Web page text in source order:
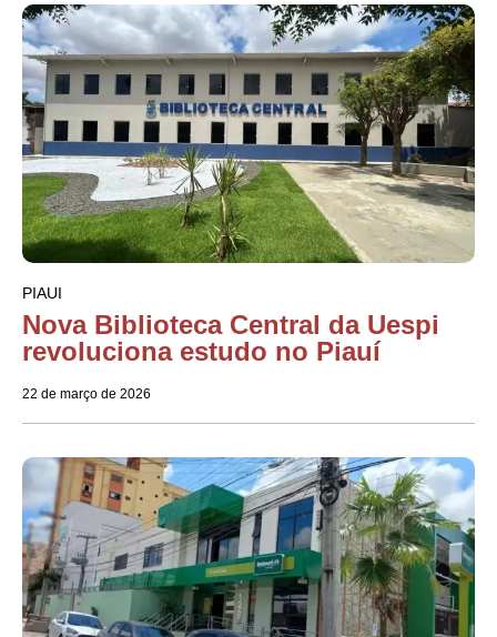
PIAUI
Nova Biblioteca Central da Uespi
revoluciona estudo no Piauí
22 de março de 2026